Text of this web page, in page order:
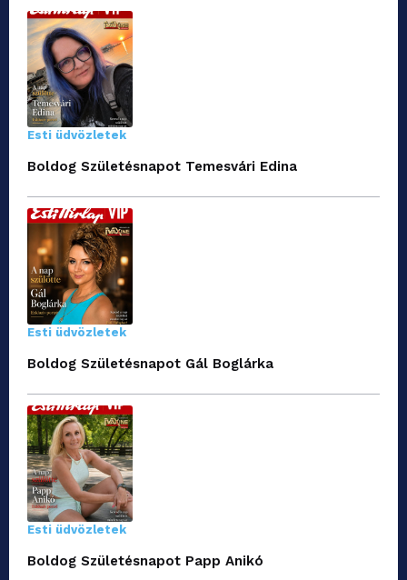
Esti üdvözletek
Boldog Születésnapot Temesvári Edina
Esti üdvözletek
Boldog Születésnapot Gál Boglárka
Esti üdvözletek
Boldog Születésnapot Papp Anikó